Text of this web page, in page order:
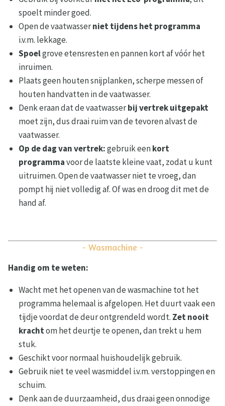
spoelt minder goed.
Open de vaatwasserniet tijdens het programma
i.v.m. lekkage.
Spoelgrove etensresten en pannen kort af vóór het
inruimen.
Plaats geen houten snijplanken, scherpe messen of
houten handvatten in de vaatwasser.
Denk eraan dat de vaatwasserbij vertrek uitgepakt
moet zijn, dus draai ruim van de tevoren alvast de
vaatwasser.
Op de dag van vertrek:gebruik eenkort
programmavoor de laatste kleine vaat, zodat u kunt
uitruimen. Open de vaatwasser niet te vroeg, dan
pompt hij niet volledig af. Of was en droog dit met de
hand af.
- Wasmachine -
Handig om te weten:
Wacht met het openen van de wasmachine tot het
programma helemaal is afgelopen. Het duurt vaak een
tijdje voordat de deur ontgrendeld wordt. Zet nooit
krachtom het deurtje te openen, dan trekt u hem
stuk.
Geschikt voor normaal huishoudelijk gebruik.
Gebruik niet te veel wasmiddel i.v.m. verstoppingen en
schuim.
Denk aan de duurzaamheid, dus draai geen onnodige